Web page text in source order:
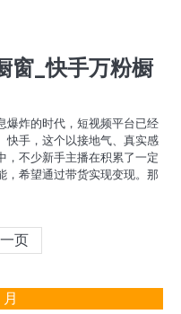
窗_快手万粉橱
爆炸的时代，短视频平台已经
快手，这个以接地气、真实感
，不少新手主播在积累了一定
，希望通过带货实现变现。那
页